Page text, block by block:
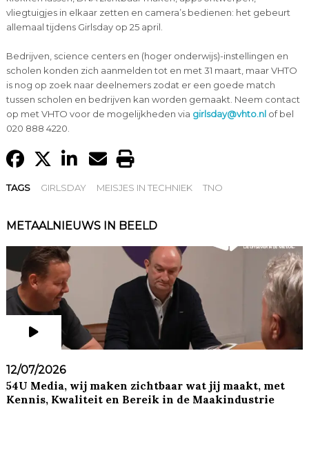
vliegtuigjes in elkaar zetten en camera’s bedienen: het gebeurt
allemaal tijdens Girlsday op 25 april.
Bedrijven, science centers en (hoger onderwijs)-instellingen en
scholen konden zich aanmelden tot en met 31 maart, maar VHTO
is nog op zoek naar deelnemers zodat er een goede match
tussen scholen en bedrijven kan worden gemaakt. Neem contact
op met VHTO voor de mogelijkheden via girlsday@vhto.nlof bel
020 888 4220.
TAGS GIRLSDAY MEISJES IN TECHNIEK TNO
METAALNIEUWS IN BEELD
12/07/2026
54U Media, wij maken zichtbaar wat jij maakt, met
Kennis, Kwaliteit en Bereik in de Maakindustrie